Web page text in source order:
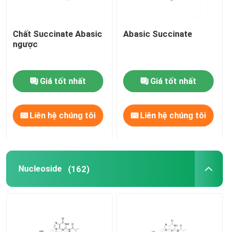
Chất Succinate Abasic
ngược
Giá tốt nhất
Liên hệ chúng tôi
Abasic Succinate
Giá tốt nhất
Liên hệ chúng tôi
Nucleoside (162)